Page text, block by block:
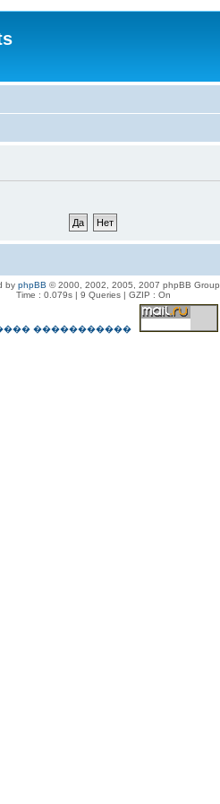
by phpBB © 2000, 2002, 2005, 2007 phpBB Group
Time : 0.079s | 9 Queries | GZIP : On